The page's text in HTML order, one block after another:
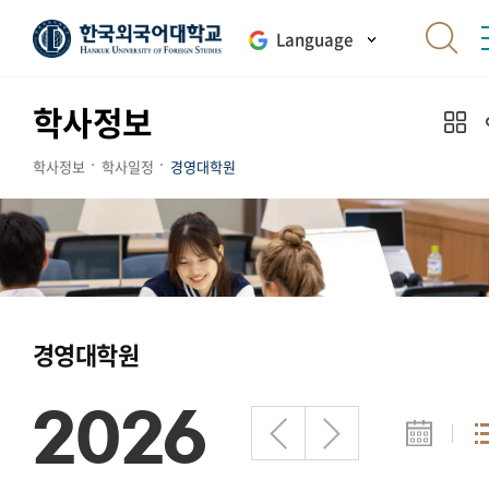
Language
학사정보
학사정보 학사일정 경영대학원
경영대학원
2026